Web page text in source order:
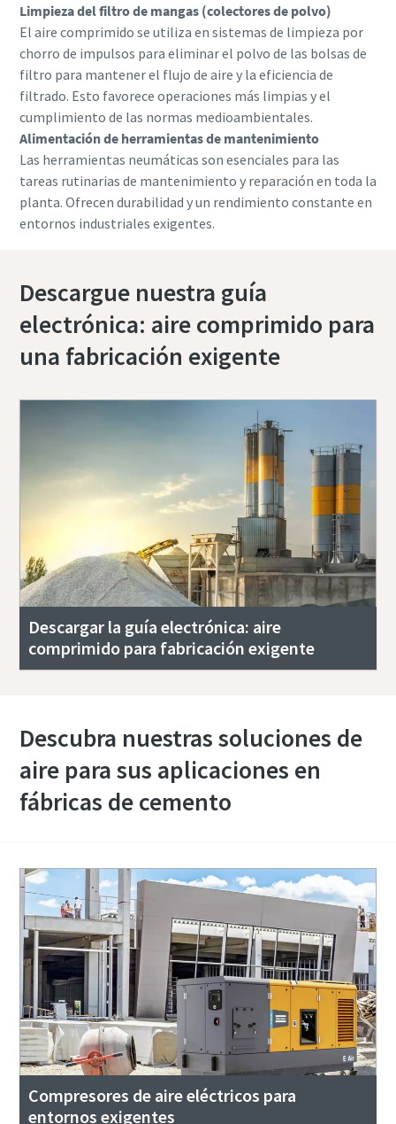
Limpieza del filtro de mangas (colectores de polvo)
El aire comprimido se utiliza en sistemas de limpieza por
chorro de impulsos para eliminar el polvo de las bolsas de
filtro para mantener el flujo de aire y la eficiencia de
filtrado. Esto favorece operaciones más limpias y el
cumplimiento de las normas medioambientales.
Alimentación de herramientas de mantenimiento
Las herramientas neumáticas son esenciales para las
tareas rutinarias de mantenimiento y reparación en toda la
planta. Ofrecen durabilidad y un rendimiento constante en
entornos industriales exigentes.
Descargue nuestra guía
electrónica: aire comprimido para
una fabricación exigente
Descargar la guía electrónica: aire
comprimido para fabricación exigente
Descubra nuestras soluciones de
aire para sus aplicaciones en
fábricas de cemento
Compresores de aire eléctricos para
entornos exigentes